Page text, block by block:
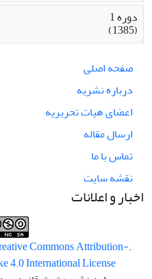
دوره 1
(1385)
صفحه اصلی
درباره نشریه
اعضای هیات تحریریه
ارسال مقاله
تماس با ما
نقشه سایت
اخبار و اعلانات
.This work is licensed under a
Commons Attribution-
4.0 International License